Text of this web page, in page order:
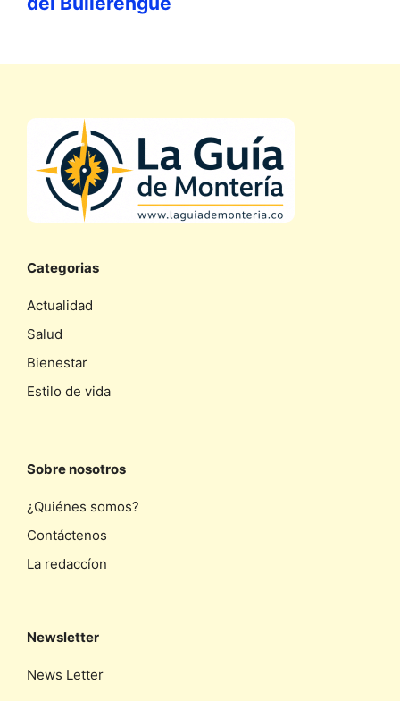
Categorias
Actualidad
Salud
Bienestar
Estilo de vida
Sobre nosotros
¿Quiénes somos?
Contáctenos
La redaccíon
Newsletter
News Letter